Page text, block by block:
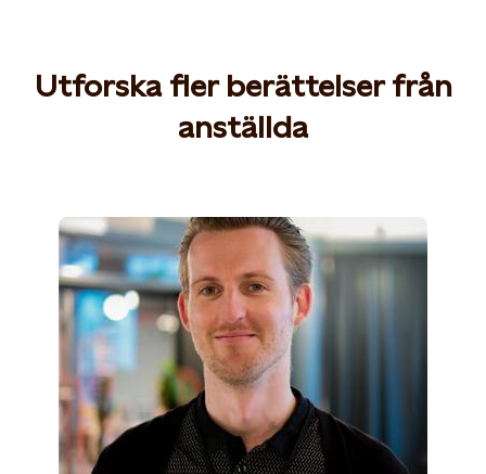
Utforska fler berättelser från
anställda